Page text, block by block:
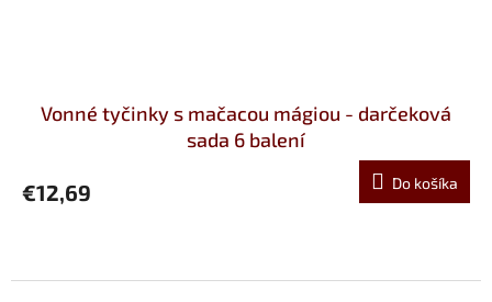
Vonné tyčinky s mačacou mágiou - darčeková
sada 6 balení
€12,69 Do košíka